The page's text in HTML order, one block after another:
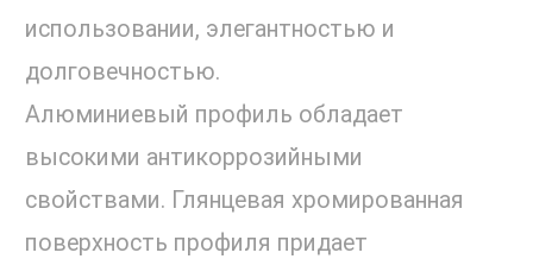
использовании, элегантностью и
долговечностью.
Алюминиевый профиль обладает
высокими антикоррозийными
свойствами. Глянцевая хромированная
поверхность профиля придает